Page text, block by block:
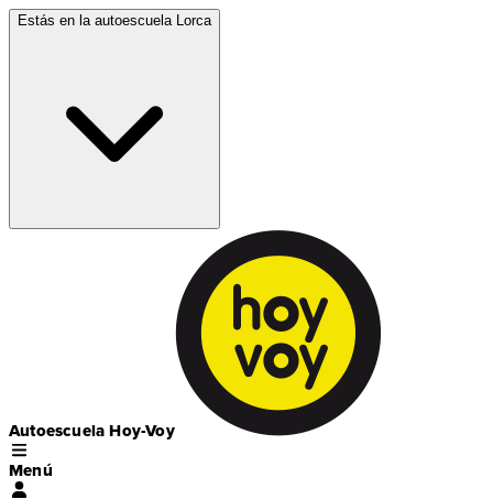
Estás en la autoescuela Lorca
Autoescuela Hoy-Voy
Menú